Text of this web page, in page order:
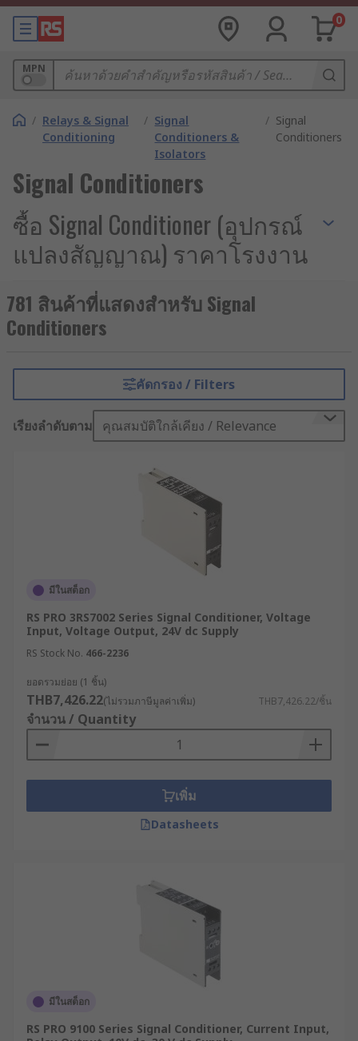
0
MPN
/ Relays & Signal
Conditioning
/ Signal
Conditioners &
Isolators
/ Signal
Conditioners
Signal Conditioners
ซื้อ Signal Conditioner (อุปกรณ์
แปลงสัญญาณ) ราคาโรงงาน
Signal Conditioner หรืออุปกรณ์แปลงสัญญาณไฟฟ้า
คือ อุปกรณ์อิเล็กทรอนิกส์ที่มีหน้าที่ปรับแต่งและปรับ
สัญญาณไฟฟ้าให้เหมาะสมกับการใช้งานในระบบ
ทั่วไป นิยมใช้ในกรณีที่สัญญาณไฟฟ้าจากเซนเซอร์ ตัว
แปลงสัญญาณ หรือแหล่งกำเนิดประเภทอื่น ๆ ต้องการ
ปรับแต่งหรือปรับสภาพให้ตรงตามความต้องการที่
เฉพาะเจาะจง บางคนจึงเรียกอุปกรณ์นี้ว่าตัวแปลง
สัญญาณไฟฟ้านั่นเอง
เครื่องแปลงสัญญาณไฟฟ้า
เครื่องแปลงสัญญาณ (Signal Conditioner) นิยมใช้
งานกันทั่วไปในโรงงานอุตสาหกรรมทุกประเภท
ประกอบไปด้วย 3 วงจรสำคัญ ได้แก่
วงจรอินพุตทำหน้าที่รับสัญญาณจากเซนเซอร์
ตัวแปลง หรือแหล่งอื่น ๆ
วงจรปรับสภาพ
ตามความต้องการที่เฉพาะเจาะจง
วงจรเอาต์พุตทำหน้าที่ส่งสัญญาณที่ปรับสภาพ
ให้เหมาะสมแล้วไปยังอุปกรณ์หรือระบบอื่น ๆ
สัญญาณให้เหมาะสมกับรูปแบบการใช้งาน ทำให้ผู้ใช้
แน่ใจว่าสัญญาณนั้นเหมาะสมที่จะนำไปประมวลผล ส่ง
ต่อ หรือแปลงสัญญาณโดยอุปกรณ์หรือระบบอื่น ๆ ต่อ
เฉพาะ โดยเราสามารถสรุปประโยชน์หลัก ๆ ของตัว
ปรับสัญญาณให้เหมาะสมกับการประมวลผล ส่ง
ต่อ หรือใช้งานร่วมกับระบบและอุปกรณ์อื่น ๆ
รวมถึงสอดคล้องกับมาตรฐานการใช้งานที่วางไว้
เพิ่มความแม่นยำและความเสถียรของสัญญาณ
ช่วยลดการเกิดสัญญาณและเสียงรบกวนได้เป็น
781 สินค้าที่แสดงสำหรับ Signal
Conditioners
คัดกรอง / Filters
เรียงลำดับตาม คุณสมบัติใกล้เคียง / Relevance
มีในสต็อก
RS PRO 3RS7002 Series Signal Conditioner, Voltage
Input, Voltage Output, 24V dc Supply
RS Stock No. 466-2236
ยอดรวมย่อย (1 ชิ้น)
THB7,426.22(ไม่รวมภาษีมูลค่าเพิ่ม) THB7,426.22/ชิ้น
จำนวน / Quantity
เพิ่ม
Datasheets
มีในสต็อก
RS PRO 9100 Series Signal Conditioner, Current Input,